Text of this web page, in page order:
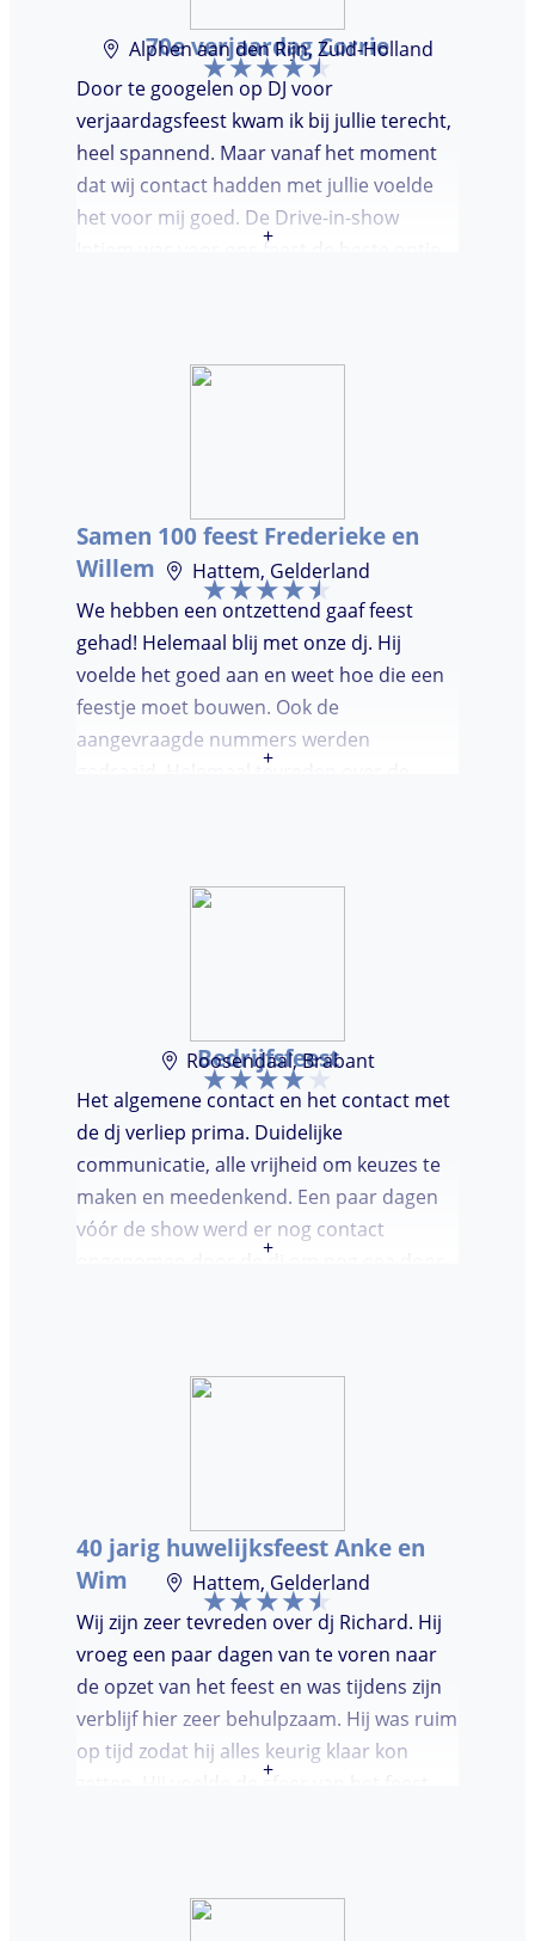
70e verjaardag Corrie
Alphen aan den Rijn, Zuid-Holland
Door te googelen op DJ voor
verjaardagsfeest kwam ik bij jullie terecht,
heel spannend. Maar vanaf het moment
dat wij contact hadden met jullie voelde
het voor mij goed. De Drive-in-show
Intiem was voor ons feest de beste optie
jullie gevonden had. Wij hebben een
+
Samen 100 feest Frederieke en
Willem
Hattem, Gelderland
We hebben een ontzettend gaaf feest
gehad! Helemaal blij met onze dj. Hij
voelde het goed aan en weet hoe die een
feestje moet bouwen. Ook de
aangevraagde nummers werden
gedraaid. Helemaal tevreden over de
+
Bedrijfsfeest
Roosendaal, Brabant
Het algemene contact en het contact met
de dj verliep prima. Duidelijke
communicatie, alle vrijheid om keuzes te
maken en meedenkend. Een paar dagen
vóór de show werd er nog contact
opgenomen door de dj om nog eea door
wel invloed op de bezetting van de
verzoeknummers aan te vragen.
+
40 jarig huwelijksfeest Anke en
Wim
Hattem, Gelderland
Wij zijn zeer tevreden over dj Richard. Hij
vroeg een paar dagen van te voren naar
de opzet van het feest en was tijdens zijn
verblijf hier zeer behulpzaam. Hij was ruim
op tijd zodat hij alles keurig klaar kon
zetten. Hij voelde de sfeer van het feest
goed is gedanst!
+